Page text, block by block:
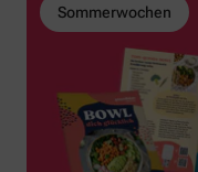
Sommerwochen